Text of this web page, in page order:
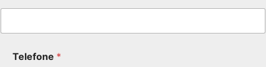
Telefone *